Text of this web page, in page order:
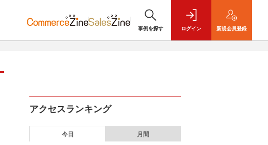
事例を探す ログイン 新規会員登録
アクセスランキング
今日 月間